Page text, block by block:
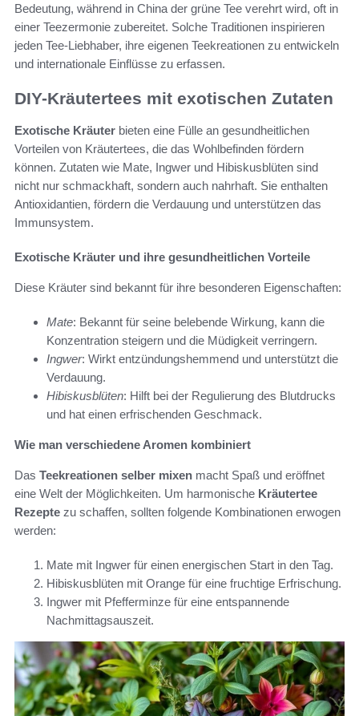
Bedeutung, während in China der grüne Tee verehrt wird, oft in
einer Teezermonie zubereitet. Solche Traditionen inspirieren
jeden Tee-Liebhaber, ihre eigenen Teekreationen zu entwickeln
und internationale Einflüsse zu erfassen.
DIY-Kräutertees mit exotischen Zutaten
Exotische Kräuter bieten eine Fülle an gesundheitlichen
Vorteilen von Kräutertees, die das Wohlbefinden fördern
können. Zutaten wie Mate, Ingwer und Hibiskusblüten sind
nicht nur schmackhaft, sondern auch nahrhaft. Sie enthalten
Antioxidantien, fördern die Verdauung und unterstützen das
Immunsystem.
Exotische Kräuter und ihre gesundheitlichen Vorteile
Diese Kräuter sind bekannt für ihre besonderen Eigenschaften:
Mate: Bekannt für seine belebende Wirkung, kann die
Konzentration steigern und die Müdigkeit verringern.
Ingwer: Wirkt entzündungshemmend und unterstützt die
Verdauung.
Hibiskusblüten: Hilft bei der Regulierung des Blutdrucks
und hat einen erfrischenden Geschmack.
Wie man verschiedene Aromen kombiniert
Das Teekreationen selber mixen macht Spaß und eröffnet
eine Welt der Möglichkeiten. Um harmonische Kräutertee
Rezepte zu schaffen, sollten folgende Kombinationen erwogen
werden:
Mate mit Ingwer für einen energischen Start in den Tag.
Hibiskusblüten mit Orange für eine fruchtige Erfrischung.
Ingwer mit Pfefferminze für eine entspannende
Nachmittagsauszeit.